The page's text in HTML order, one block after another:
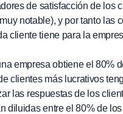
de satisfacción de los
notable), y por tanto las
cliente tiene para la
empresa obtiene el 80%
clientes más lucrativos
las respuestas de los
diluidas entre el 80% de